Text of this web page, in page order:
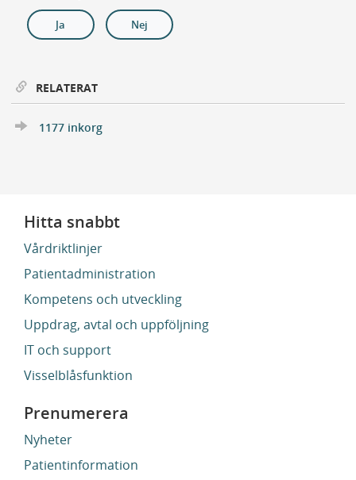
Ja Nej
RELATERAT
1177 inkorg
Hitta snabbt
Vårdriktlinjer
Patientadministration
Kompetens och utveckling
Uppdrag, avtal och uppföljning
IT och support
Visselblåsfunktion
Prenumerera
Nyheter
Patientinformation